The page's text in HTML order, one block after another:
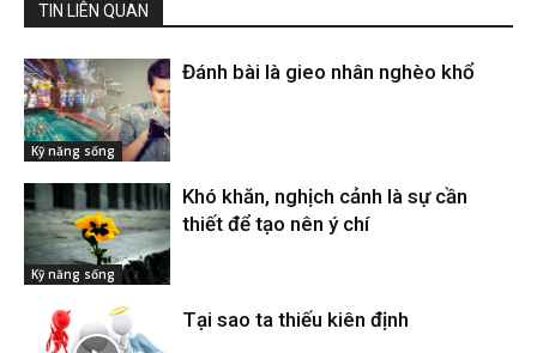
TIN LIÊN QUAN
Kỹ năng sống
Đánh bài là gieo nhân nghèo khổ
Kỹ năng sống
Khó khăn, nghịch cảnh là sự cần
thiết để tạo nên ý chí
Tại sao ta thiếu kiên định